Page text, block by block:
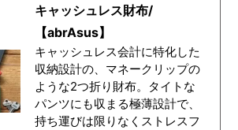
キャッシュレス財布/
【abrAsus】
キャッシュレス会計に特化した
収納設計の、マネークリップの
ような2つ折り財布。タイトな
パンツにも収まる極薄設計で、
持ち運びは限りなくストレスフ